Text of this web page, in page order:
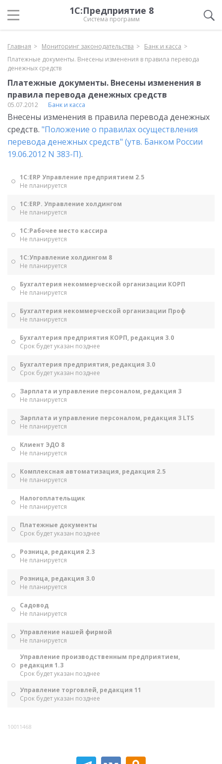
1С:Предприятие 8
Система программ
Главная Мониторинг законодательства
Банк и касса
Платежные документы. Внесены изменения в правила перевода
денежных средств
Платежные документы. Внесены изменения в
правила перевода денежных средств
05.07.2012 Банк и касса
Внесены изменения в правила перевода денежных
средств. "Положение о правилах осуществления
перевода денежных средств" (утв. Банком России
19.06.2012 N 383-П).
1С:ERP Управление предприятием 2.5
Не планируется
1С:ERP. Управление холдингом
Не планируется
1С:Рабочее место кассира
Не планируется
1С:Управление холдингом 8
Не планируется
Бухгалтерия некоммерческой организации КОРП
Не планируется
Бухгалтерия некоммерческой организации Проф
Не планируется
Бухгалтерия предприятия КОРП, редакция 3.0
Срок будет указан позднее
Бухгалтерия предприятия, редакция 3.0
Срок будет указан позднее
Зарплата и управление персоналом, редакция 3
Не планируется
Зарплата и управление персоналом, редакция 3 LTS
Не планируется
Клиент ЭДО 8
Не планируется
Комплексная автоматизация, редакция 2.5
Не планируется
Налогоплательщик
Не планируется
Платежные документы
Срок будет указан позднее
Розница, редакция 2.3
Не планируется
Розница, редакция 3.0
Не планируется
Садовод
Не планируется
Управление нашей фирмой
Не планируется
Управление производственным предприятием,
редакция 1.3
Срок будет указан позднее
Управление торговлей, редакция 11
Срок будет указан позднее
10011468